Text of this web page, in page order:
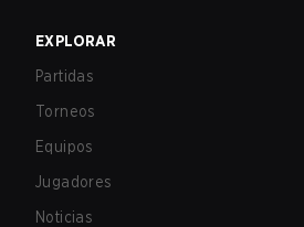
EXPLORAR
Partidas
Torneos
Equipos
Jugadores
Noticias